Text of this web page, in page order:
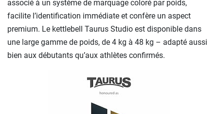
associé à un système de marquage coloré par poids,
facilite l’identification immédiate et confère un aspect
premium. Le kettlebell Taurus Studio est disponible dans
une large gamme de poids, de 4 kg à 48 kg – adapté aussi
bien aux débutants qu’aux athlètes confirmés.